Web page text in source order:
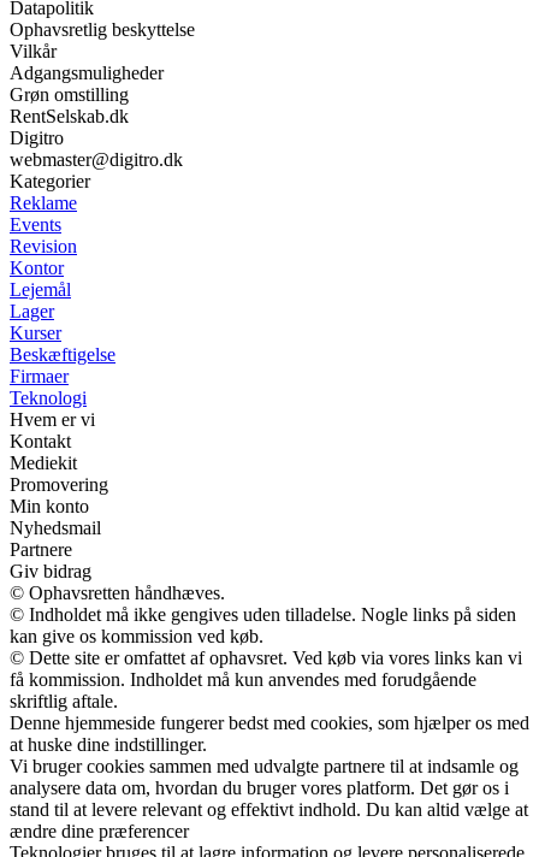
Datapolitik
Ophavsretlig beskyttelse
Vilkår
Adgangsmuligheder
Grøn omstilling
RentSelskab.dk
Digitro
webmaster@digitro.dk
Kategorier
Reklame
Events
Revision
Kontor
Lejemål
Lager
Kurser
Beskæftigelse
Firmaer
Teknologi
Hvem er vi
Kontakt
Mediekit
Promovering
Min konto
Nyhedsmail
Partnere
Giv bidrag
© Ophavsretten håndhæves.
© Indholdet må ikke gengives uden tilladelse. Nogle links på siden
kan give os kommission ved køb.
© Dette site er omfattet af ophavsret. Ved køb via vores links kan vi
få kommission. Indholdet må kun anvendes med forudgående
skriftlig aftale.
Denne hjemmeside fungerer bedst med cookies, som hjælper os med
at huske dine indstillinger.
Vi bruger cookies sammen med udvalgte partnere til at indsamle og
analysere data om, hvordan du bruger vores platform. Det gør os i
stand til at levere relevant og effektivt indhold. Du kan altid vælge at
ændre dine præferencer